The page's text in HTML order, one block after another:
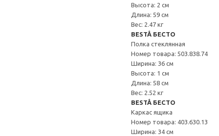
Высота: 2 см
Длина: 59 см
Вес: 2.47 кг
BESTÅ БЕСТО
Полка стеклянная
Номер товара: 503.838.74
Ширина: 36 см
Высота: 1 см
Длина: 58 см
Вес: 2.52 кг
BESTÅ БЕСТО
Каркас ящика
Номер товара: 403.630.13
Ширина: 34 см